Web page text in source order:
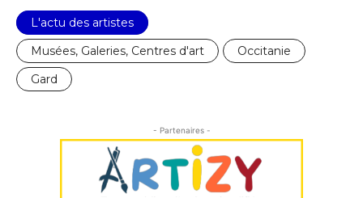
L'actu des artistes
Musées, Galeries, Centres d'art
Occitanie
Gard
- Partenaires -